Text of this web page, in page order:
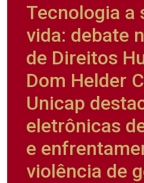
Tecnologia a
vida: debate
de Direitos
Dom Helder
Unicap
eletrônicas
e
violência de